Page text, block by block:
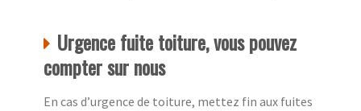
Urgence fuite toiture, vous pouvez
compter sur nous
En cas d’urgence de toiture, mettez fin aux fuites